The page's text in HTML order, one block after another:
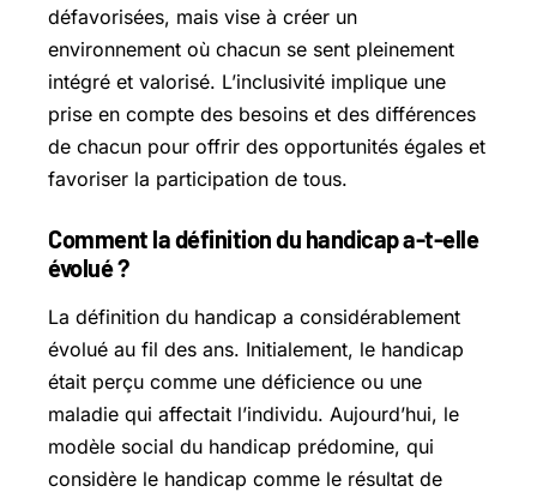
défavorisées, mais vise à créer un
environnement où chacun se sent pleinement
intégré et valorisé. L’inclusivité implique une
prise en compte des besoins et des différences
de chacun pour offrir des opportunités égales et
favoriser la participation de tous.
Comment la définition du handicap a-t-elle
évolué ?
La définition du handicap a considérablement
évolué au fil des ans. Initialement, le handicap
était perçu comme une déficience ou une
maladie qui affectait l’individu. Aujourd’hui, le
modèle social du handicap prédomine, qui
considère le handicap comme le résultat de